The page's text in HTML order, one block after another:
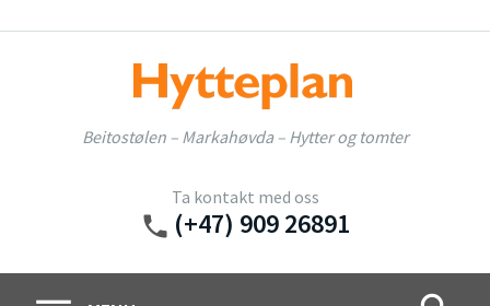
to
Beitostølen – Markahøvda – Hytter og tomter
Ta kontakt med oss
phone (+47) 909 26891